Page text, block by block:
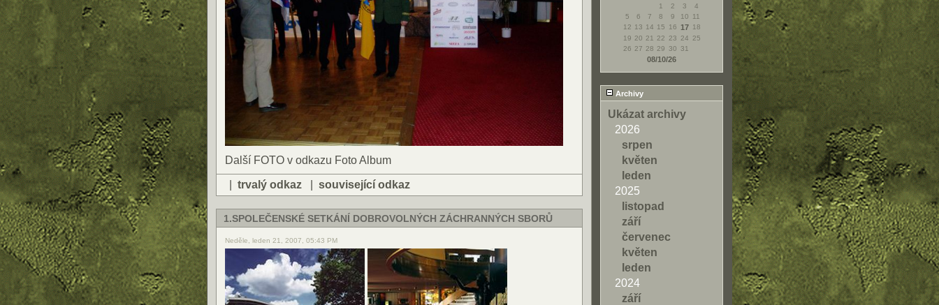
Další FOTO v odkazu Foto Album
trvalý odkaz související odkaz
1.SPOLEČENSKÉ SETKÁNÍ DOBROVOLNÝCH ZÁCHRANNÝCH SBORŮ
Neděle, leden 21, 2007, 05:43 PM
1
2 3
4
5
6 7 8 9 10
11
12 13 14 15 16 17 18
19 20 21 22 23 24
25
26 27 28 29 30 31
08/10/26
Archivy
Ukázat archivy
2026
srpen
květen
leden
2025
listopad
září
červenec
květen
leden
2024
září